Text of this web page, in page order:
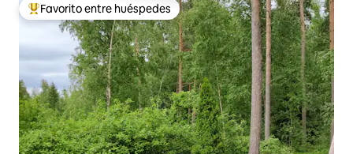
De los mejores en Favorito entre huéspedes
Favorito entre huéspedes